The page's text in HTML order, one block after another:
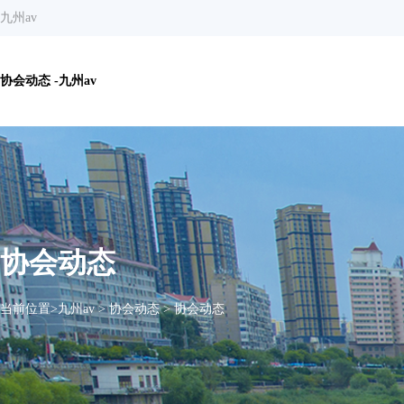
九州av
协会动态 -九州av
协会动态
当前位置>九州av>协会动态>协会动态